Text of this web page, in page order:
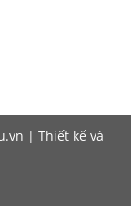
| Thiết kế và